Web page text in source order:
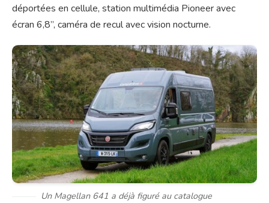
déportées en cellule, station multimédia Pioneer avec
écran 6,8”, caméra de recul avec vision nocturne.
Un Magellan 641 a déjà figuré au catalogue